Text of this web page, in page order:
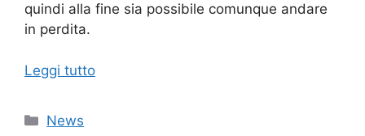
quindi alla fine sia possibile comunque andare
in perdita.
Leggi tutto
Categorie
News